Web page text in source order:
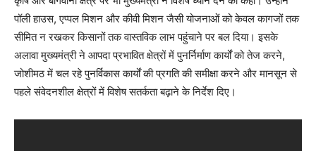
पॉली हाउस, एप्पल मिशन और कीवी मिशन जैसी योजनाओं को केवल कागजों तक
सीमित न रखकर किसानों तक वास्तविक लाभ पहुंचाने पर बल दिया। इसके
अलावा मुख्यमंत्री ने आपदा प्रभावित क्षेत्रों में पुनर्निर्माण कार्यों को तेज करने,
जोशीमठ में चल रहे पुनर्विकास कार्यों की प्रगति की समीक्षा करने और मानसून से
पहले संवेदनशील क्षेत्रों में विशेष सतर्कता बढ़ाने के निर्देश दिए।